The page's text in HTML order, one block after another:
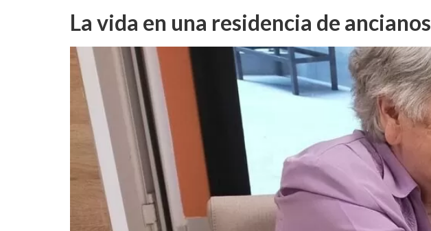
La vida en una residencia de ancianos